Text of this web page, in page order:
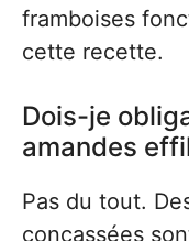
framboises
cette recette.
Dois-je
amandes
Pas du tout.
concassées